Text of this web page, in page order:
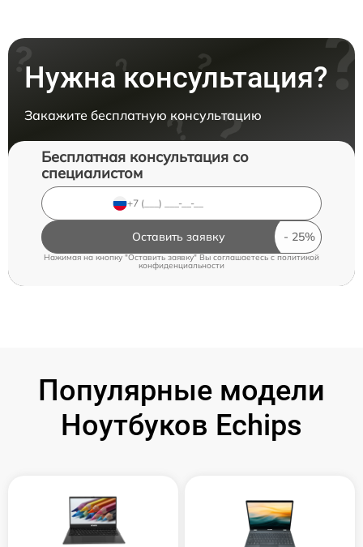
Нужна консультация?
Закажите бесплатную консультацию
Бесплатная консультация со
специалистом
Оставить заявку
Нажимая на кнопку "Оставить заявку" Вы соглашаетесь cполитикой
конфиденциальности
Популярные модели
Ноутбуков Echips